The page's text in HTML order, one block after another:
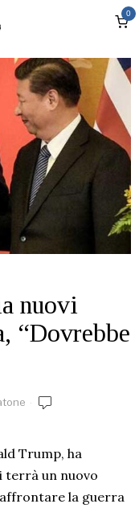
0
nuovi
“Dovrebbe
Trump, ha
terrà un nuovo
la guerra